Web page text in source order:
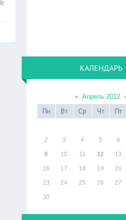
КАЛЕНДАРЬ
« Апрель 2012
Пн
Вт Ср Чт Пт
2 3 4 5 6
9 10 11 12 13
16 17 18 19 20
23 24 25 26 27
30